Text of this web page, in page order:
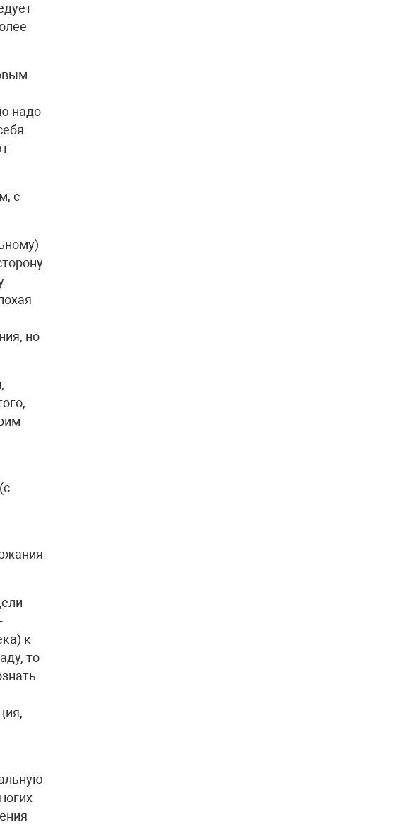
надо
с
но
к
то